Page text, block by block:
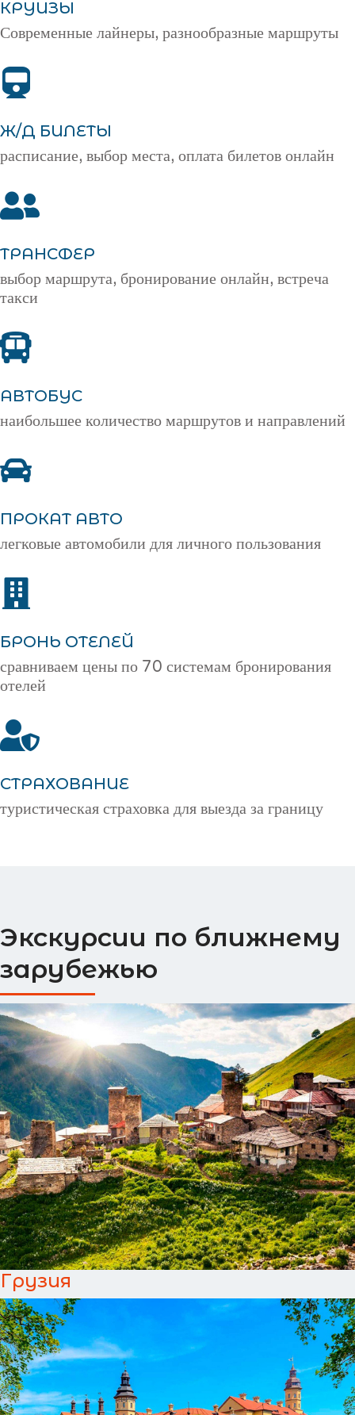
КРУИЗЫ
Современные лайнеры, разнообразные маршруты
Ж/Д БИЛЕТЫ
расписание, выбор места, оплата билетов онлайн
ТРАНСФЕР
выбор маршрута, бронирование онлайн, встреча
такси
АВТОБУС
наибольшее количество маршрутов и направлений
ПРОКАТ АВТО
легковые автомобили для личного пользования
БРОНЬ ОТЕЛЕЙ
сравниваем цены по 70 системам бронирования
отелей
СТРАХОВАНИЕ
туристическая страховка для выезда за границу
Экскурсии по ближнему
зарубежью
Грузия